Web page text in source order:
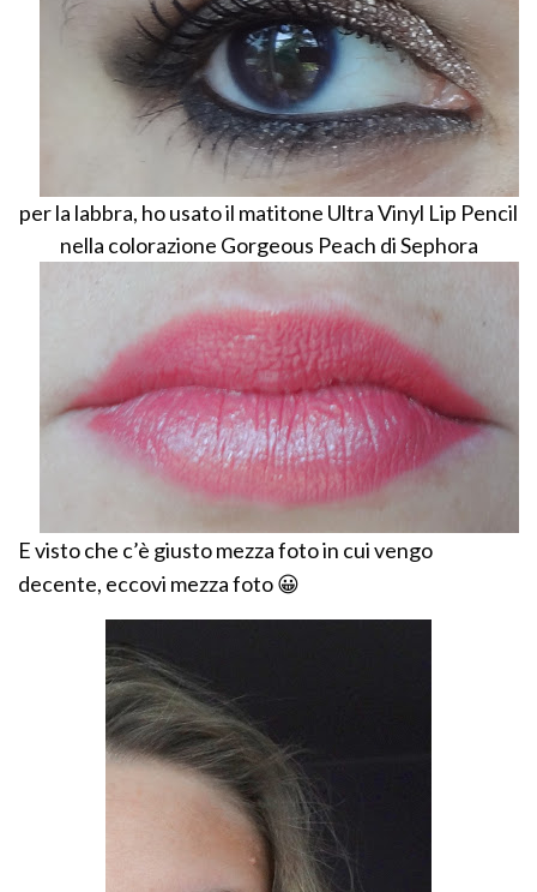
per la labbra, ho usato il matitone Ultra Vinyl Lip Pencil
nella colorazione Gorgeous Peach di Sephora
E visto che c’è giusto mezza foto in cui vengo
decente, eccovi mezza foto 😀